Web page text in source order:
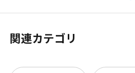
関連カテゴリ